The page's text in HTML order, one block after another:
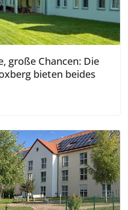
große Chancen: Die
bieten beides